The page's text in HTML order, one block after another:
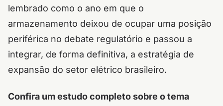
lembrado como o ano em que o
armazenamento deixou de ocupar uma posição
periférica no debate regulatório e passou a
integrar, de forma definitiva, a estratégia de
expansão do setor elétrico brasileiro.
Confira um estudo completo sobre o tema